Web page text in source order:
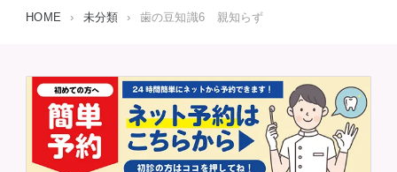
HOME › 未分類 › 歯の豆知識6 親知らず